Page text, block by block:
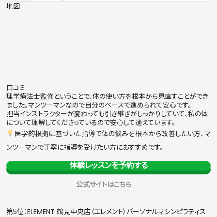
地図
口コミ
理学療法士監修ということで、体の使い方を根本から見直すことができ
ました。マンツーマンなので自分のペースで進められて安心です。
担当インストラクターが変わっても引き継ぎがしっかりしていて、私の体
について理解してくださっているので安心して通えています。
医学的根拠に基づいた指導で体の悩みを根本から改善したい方、マ
ンツーマンで丁寧に指導を受けたい方におすすめです。
体験レッスンを予約する
公式サイトはこちら
第5位：ELEMENT 鶴見中央店（エレメント）パーソナルマシンピラティス